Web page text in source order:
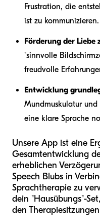
Frustration, die
ist zu kommunizieren.
Förderung der Liebe
"sinnvolle
freudvolle
Entwicklung
Mundmuskulatur
eine klare Sprache
Unsere App ist eine
Gesamtentwicklung
erheblichen
Speech Blubs in
Sprachtherapie zu
dein "Hausübungs"-
den